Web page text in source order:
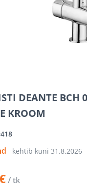
DEANTE BCH
KROOM
kehtib kuni 31.8.2026
/ tk